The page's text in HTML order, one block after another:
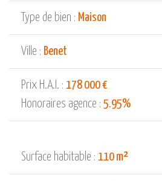
Type de bien : Maison
Ville : Benet
Prix H.A.I. : 178 000 €
Honoraires agence : 5.95%
Surface habitable : 110 m²